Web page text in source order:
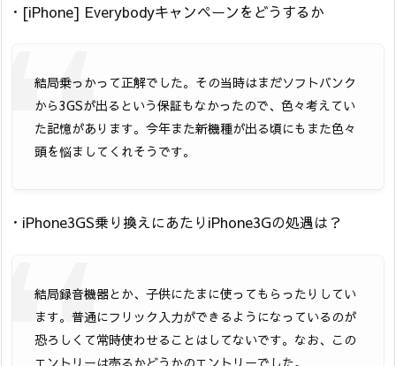
・[iPhone] Everybodyキャンペーンをどうするか
結局乗っかって正解でした。その当時はまだソフトバンク
から3GSが出るという保証もなかったので、色々考えてい
た記憶があります。今年また新機種が出る頃にもまた色々
頭を悩ましてくれそうです。
・iPhone3GS乗り換えにあたりiPhone3Gの処遇は？
結局録音機器とか、子供にたまに使ってもらったりしてい
ます。普通にフリック入力ができるようになっているのが
恐ろしくて常時使わせることはしてないです。なお、この
エントリーは売るかどうかのエントリーでした。